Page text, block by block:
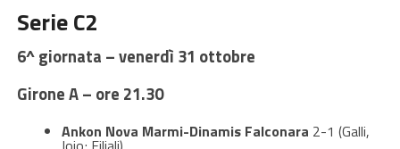
Serie C2
6^ giornata – venerdì 31 ottobre
Girone A – ore 21.30
Ankon Nova Marmi-Dinamis Falconara 2-1 (Galli,